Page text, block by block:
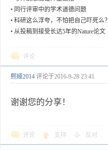
• 同行评审中的学术道德问题
• 科研这么浮夸，不怕把自己吓死么？
• 从投稿到接受长达5年的Nature论文
评论
熙娅2014 评论于2016-9-28 23:41
谢谢您的分享！
评论 支持 反对